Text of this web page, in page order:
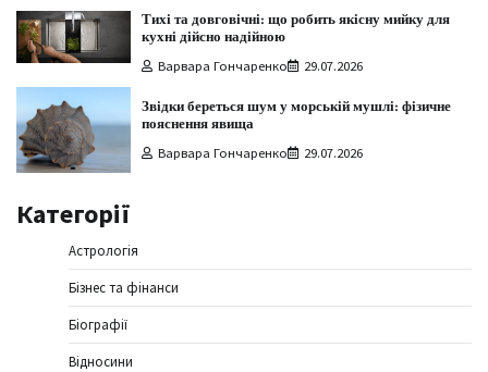
Тихі та довговічні: що робить якісну мийку для
кухні дійсно надійною
Варвара Гончаренко 29.07.2026
Звідки береться шум у морській мушлі: фізичне
пояснення явища
Варвара Гончаренко 29.07.2026
Категорії
Астрологія
Бізнес та фінанси
Біографії
Відносини